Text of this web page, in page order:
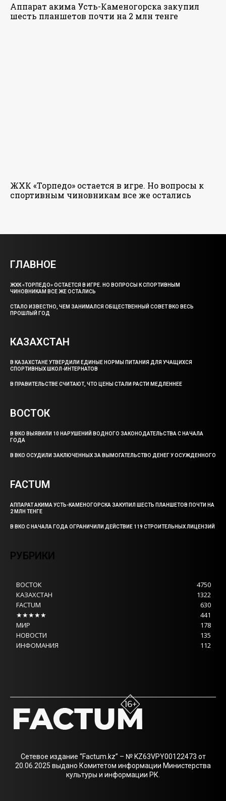
Аппарат акима Усть-Каменогорска закупил
шесть планшетов почти на 2 млн тенге
ЖХК «Торпедо» остается в игре. Но вопросы к
спортивным чиновникам все же остались
ГЛАВНОЕ
ЖХК «ТОРПЕДО» ОСТАЕТСЯ В ИГРЕ. НО ВОПРОСЫ К СПОРТИВНЫМ
ЧИНОВНИКАМ ВСЕ ЖЕ ОСТАЛИСЬ
СТАЛО ИЗВЕСТНО, ЧЕМ ЗАНИМАЛСЯ ОБЩЕСТВЕННЫЙ СОВЕТ ВКО ВЕСЬ
ПРОШЛЫЙ ГОД
КАЗАХСТАН
В КАЗАХСТАНЕ УТВЕРДИЛИ ЕДИНЫЕ НОРМЫ ПИТАНИЯ ДЛЯ УЧАЩИХСЯ
СПОРТИВНЫХ ШКОЛ-ИНТЕРНАТОВ
В ПРАВИТЕЛЬСТВЕ СЧИТАЮТ, ЧТО ЦЕНЫ СТАЛИ РАСТИ МЕДЛЕННЕЕ
ВОСТОК
В ВКО ВЫЯВИЛИ 10 НАРУШЕНИЙ ВОДНОГО ЗАКОНОДАТЕЛЬСТВА С НАЧАЛА
ГОДА
В ВКО ОСУДИЛИ ЗАКЛЮЧЕННЫХ ЗА ВЫМОГАТЕЛЬСТВО ДЕНЕГ У ОСУЖДЕННОГО
FACTUM
АППАРАТ АКИМА УСТЬ-КАМЕНОГОРСКА ЗАКУПИЛ ШЕСТЬ ПЛАНШЕТОВ ПОЧТИ НА
2 МЛН ТЕНГЕ
В ВКО С НАЧАЛА ГОДА ОГРАНИЧИЛИ ДЕЙСТВИЕ 119 СТРОИТЕЛЬНЫХ ЛИЦЕНЗИЙ
РУБРИКИ
ВОСТОК
4750
КАЗАХСТАН
1322
FACTUM
630
★★★★★
441
МИР
178
НОВОСТИ
135
ИНФОМАНИЯ
112
Сетевое издание “Factum.kz” – № KZ63VPY00122473 от
20.06.2025 выдано Комитетом информации Министерства
культуры и информации РК.